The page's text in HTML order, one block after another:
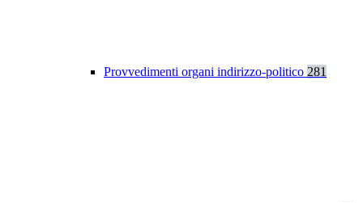
Provvedimenti organi indirizzo-politico 281